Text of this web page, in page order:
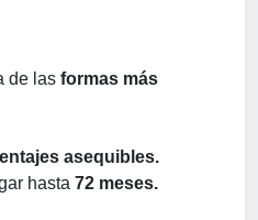
de las formas más
asequibles.
hasta 72 meses.